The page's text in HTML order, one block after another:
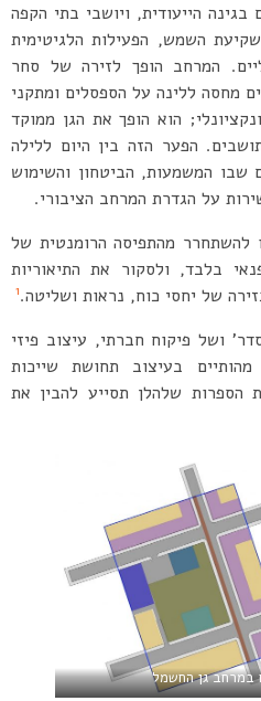
הייעודית, ויושבי בתי הקפה
השמש, הפעילות הלגיטימית
המרחב הופך לזירה של סחר
מחסה ללינה על הספסלים ומתקני
הוא הופך את הגן ממוקד
הפער הזה בין היום ללילה
שבו המשמעות, הביטחון והשימוש
על הגדרת המרחב הציבורי.
להשתחרר מהתפיסה הרומנטית של
בלבד, ולסקור את התיאוריות
של יחסי כוח, נראות ושליטה.1
ושל פיקוח חברתי, עיצוב פיזי
מהותיים בעיצוב תחושת שייכות
הספרות שלהלן תסייע להבין את
במרחב גן החשמל